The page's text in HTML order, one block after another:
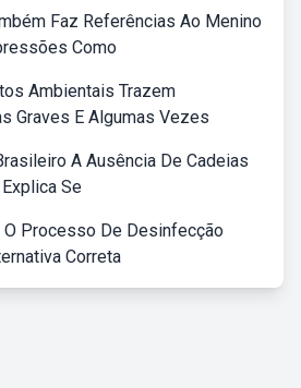
Faz Referências Ao Menino
Como
Ambientais Trazem
Graves E Algumas Vezes
A Ausência De Cadeias
Se
O Processo De Desinfecção
Correta